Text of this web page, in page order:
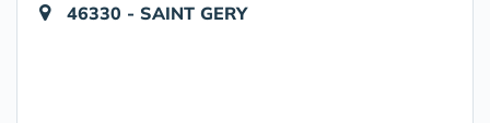
46330 - SAINT GERY